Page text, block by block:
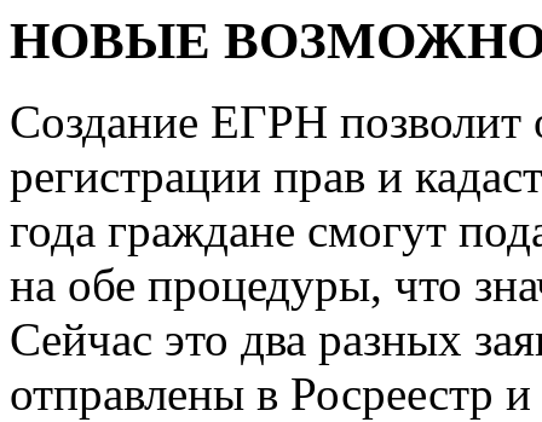
НОВЫЕ
Создание ЕГРН позволит
регистрации прав и
года граждане смогут
на обе процедуры, что
Сейчас это два разных
отправлены в Росреестр